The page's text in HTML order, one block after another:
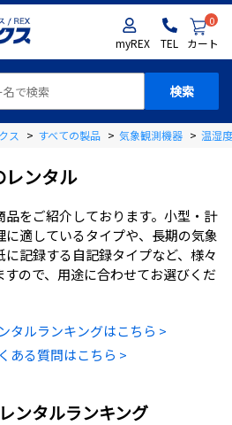
myREX TEL
0
カート
ス > すべての製品 > 気象観測機器 > 温湿
レンタル
をご紹介しております。小型・計
適しているタイプや、長期の気象
記録する自記録タイプなど、様々
ので、用途に合わせてお選びくだ
タルランキングはこちら >
ある質問はこちら >
ンタルランキング